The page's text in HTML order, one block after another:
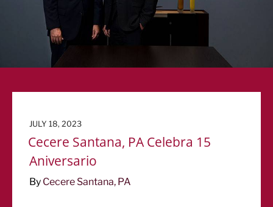
POSTED
JULY 18, 2023
Cecere Santana, PA Celebra 15
Aniversario
By Cecere Santana, PA